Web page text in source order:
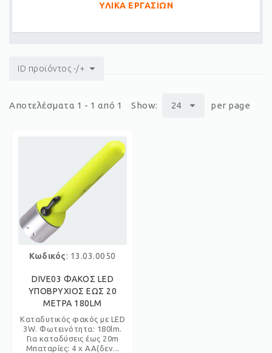
ΥΛΙΚΑ ΕΡΓΑΣΙΩΝ
ID προϊόντος -/+
Αποτελέσματα 1 - 1 από 1 Show: 24 per page
Κωδικός: 13.03.0050
DIVE03 ΦΑΚΟΣ LED
ΥΠΟΒΡΥΧΙΟΣ ΕΩΣ 20
ΜΕΤΡΑ 180LM
Καταδυτικός φακός με LED
3W. Φωτεινότητα: 180lm.
Για καταδύσεις έως 20m
Μπαταρίες: 4 x AA(δεν...